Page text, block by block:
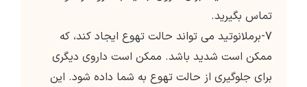
تماس بگیرید.
7-برملانوتید می تواند حالت تهوع ایجاد کند، که
ممکن است شدید باشد. ممکن است داروی دیگری
برای جلوگیری از حالت تهوع به شما داده شود. این